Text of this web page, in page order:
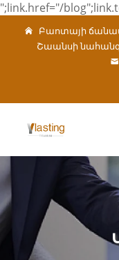
";link.href="/
Բաոտայի
Շաանսի